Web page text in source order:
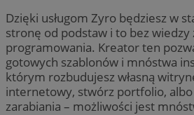
Dzięki usługom Zyro będziesz w
stronę od podstaw i to bez wiedzy
programowania. Kreator ten
gotowych szablonów i mnóstwa
którym rozbudujesz własną
internetowy, stwórz portfolio,
zarabiania – możliwości jest